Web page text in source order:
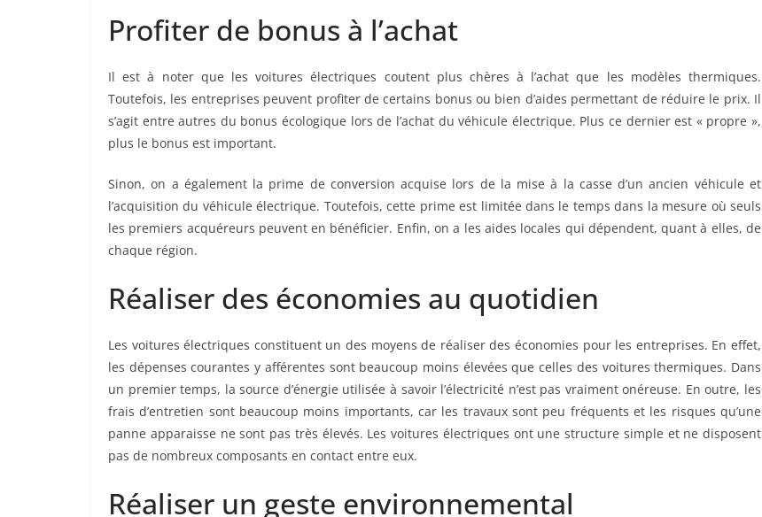
Profiter de bonus à l’achat
Il est à noter que les voitures électriques coutent plus chères à l’achat que les modèles thermiques.
Toutefois, les entreprises peuvent profiter de certains bonus ou bien d’aides permettant de réduire le prix. Il
s’agit entre autres du bonus écologique lors de l’achat du véhicule électrique. Plus ce dernier est « propre »,
plus le bonus est important.
Sinon, on a également la prime de conversion acquise lors de la mise à la casse d’un ancien véhicule et
l’acquisition du véhicule électrique. Toutefois, cette prime est limitée dans le temps dans la mesure où seuls
les premiers acquéreurs peuvent en bénéficier. Enfin, on a les aides locales qui dépendent, quant à elles, de
chaque région.
Réaliser des économies au quotidien
Les voitures électriques constituent un des moyens de réaliser des économies pour les entreprises. En effet,
les dépenses courantes y afférentes sont beaucoup moins élevées que celles des voitures thermiques. Dans
un premier temps, la source d’énergie utilisée à savoir l’électricité n’est pas vraiment onéreuse. En outre, les
frais d’entretien sont beaucoup moins importants, car les travaux sont peu fréquents et les risques qu’une
panne apparaisse ne sont pas très élevés. Les voitures électriques ont une structure simple et ne disposent
pas de nombreux composants en contact entre eux.
Réaliser un geste environnemental